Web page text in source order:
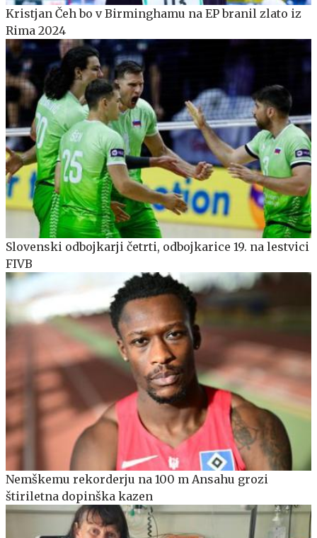
Kristjan Čeh bo v Birminghamu na EP branil zlato iz
Rima 2024
Slovenski odbojkarji četrti, odbojkarice 19. na lestvici
FIVB
Nemškemu rekorderju na 100 m Ansahu grozi
štiriletna dopinška kazen